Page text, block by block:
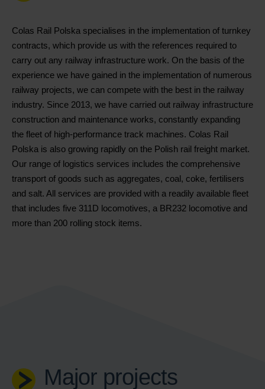
Colas Rail Polska specialises in the implementation of turnkey
contracts, which provide us with the references required to
carry out any railway infrastructure work. On the basis of the
experience we have gained in the implementation of numerous
railway projects, we can compete with the best in the railway
industry. Since 2013, we have carried out railway infrastructure
construction and maintenance works, constantly expanding
the fleet of high-performance track machines. Colas Rail
Polska is also growing rapidly on the Polish rail freight market.
Our range of logistics services includes the comprehensive
transport of goods such as aggregates, coal, coke, fertilisers
and salt. All services are provided with a readily available fleet
that includes five 311D locomotives, a BR232 locomotive and
more than 200 rolling stock items.
Major projects